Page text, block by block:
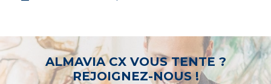
ALMAVIA CX VOUS TENTE ?
REJOIGNEZ-NOUS !